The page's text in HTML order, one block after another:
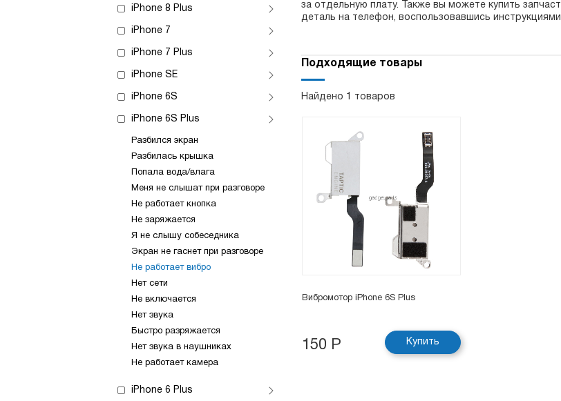
iPhone 8 Plus
iPhone 7
iPhone 7 Plus
iPhone SE
iPhone 6S
iPhone 6S Plus
Разбился экран
Разбилась крышка
Попала вода/влага
Меня не слышат при разговоре
Не работает кнопка
Не заряжается
Я не слышу собеседника
Экран не гаснет при разговоре
Не работает вибро
Нет сети
Не включается
Нет звука
Быстро разряжается
Нет звука в наушниках
Не работает камера
iPhone 6 Plus
за отдельную плату. Также вы можете купить
деталь на телефон, воспользовавшись
Подходящие товары
Найдено 1 товаров
Вибромотор iPhone 6S Plus
150 Р Купить